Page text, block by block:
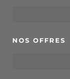
NOS OFFRES